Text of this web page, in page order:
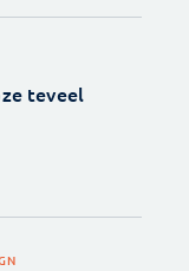
teveel